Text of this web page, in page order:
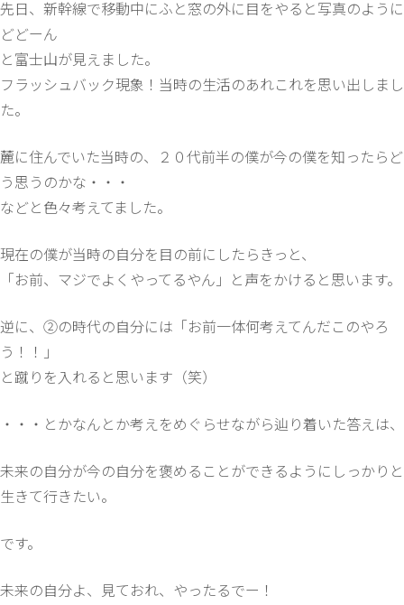
先日、新幹線で移動中にふと窓の外に目をやると写真のように
どどーん
と富士山が見えました。
フラッシュバック現象！当時の生活のあれこれを思い出しまし
た。
麓に住んでいた当時の、２０代前半の僕が今の僕を知ったらど
う思うのかな・・・
などと色々考えてました。
現在の僕が当時の自分を目の前にしたらきっと、
「お前、マジでよくやってるやん」と声をかけると思います。
逆に、②の時代の自分には「お前一体何考えてんだこのやろ
う！！」
と蹴りを入れると思います（笑）
・・・とかなんとか考えをめぐらせながら辿り着いた答えは、
未来の自分が今の自分を褒めることができるようにしっかりと
生きて行きたい。
です。
未来の自分よ、見ておれ、やったるでー！